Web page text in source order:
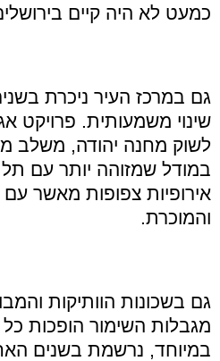
כמעט לא היה קיים
גם במרכז העיר ניכרת
שינוי משמעותית. פרויקט
לשוק מחנה יהודה, משלב
במודל שמזוהה יותר עם
אירופיות צפופות מאשר עם
והמוכרת.
גם בשכונות הוותיקות
מגבלות השימור הופכות
במיוחד, נרשמת בשנים